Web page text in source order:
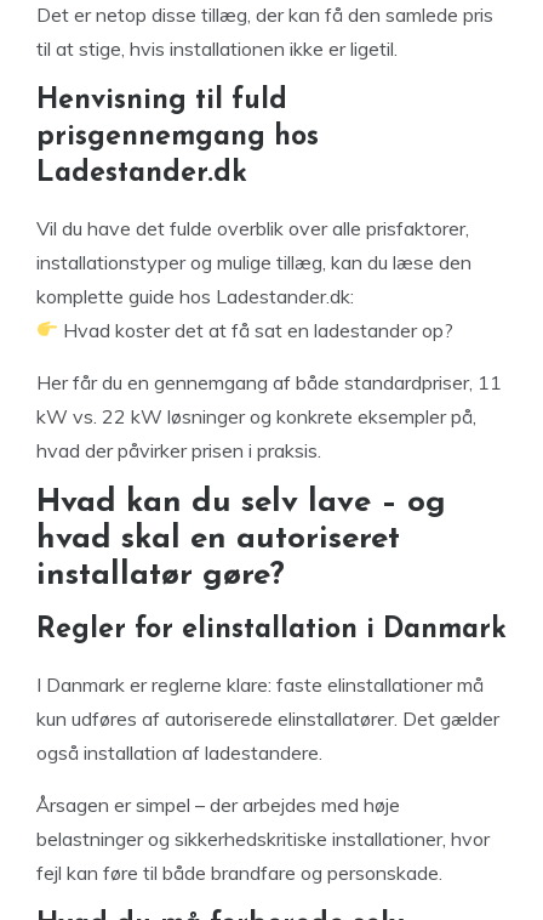
Det er netop disse tillæg, der kan få den samlede pris
til at stige, hvis installationen ikke er ligetil.
Henvisning til fuld
prisgennemgang hos
Ladestander.dk
Vil du have det fulde overblik over alle prisfaktorer,
installationstyper og mulige tillæg, kan du læse den
komplette guide hos Ladestander.dk:
Hvad koster det at få sat en ladestander op?
Her får du en gennemgang af både standardpriser, 11
kW vs. 22 kW løsninger og konkrete eksempler på,
hvad der påvirker prisen i praksis.
Hvad kan du selv lave – og
hvad skal en autoriseret
installatør gøre?
Regler for elinstallation i Danmark
I Danmark er reglerne klare: faste elinstallationer må
kun udføres af autoriserede elinstallatører. Det gælder
også installation af ladestandere.
Årsagen er simpel – der arbejdes med høje
belastninger og sikkerhedskritiske installationer, hvor
fejl kan føre til både brandfare og personskade.